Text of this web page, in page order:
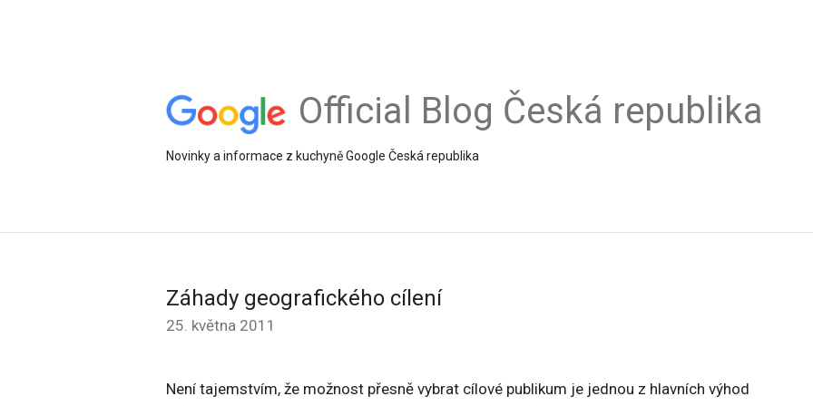
Official Blog Česká republika
Novinky a informace z kuchyně Google Česká republika
Záhady geografického cílení
25. května 2011
Není tajemstvím, že možnost přesně vybrat cílové publikum je jednou z hlavních výhod